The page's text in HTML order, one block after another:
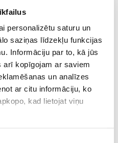
personalizētu saturu un
saziņas līdzekļu funkcijas
Informāciju par to, kā jūs
arī kopīgojam ar saviem
un analīzes
ar citu informāciju, ko
kad lietojat viņu
Cougar
Crucial
All brands onC